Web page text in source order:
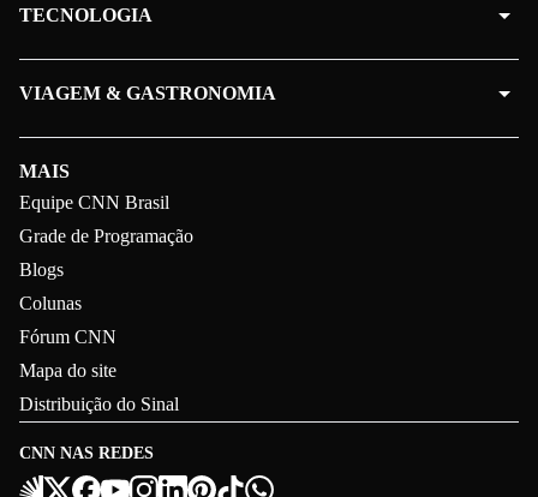
CNN NAS REDES
MAIS
Equipe CNN Brasil
Grade de Programação
Blogs
Colunas
Fórum CNN
Mapa do site
Distribuição do Sinal
TECNOLOGIA
VIAGEM & GASTRONOMIA